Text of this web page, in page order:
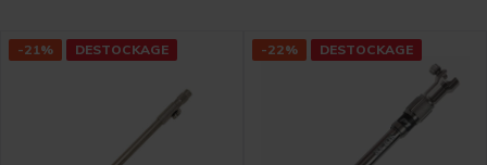
-21% DESTOCKAGE -22% DESTOCKAGE